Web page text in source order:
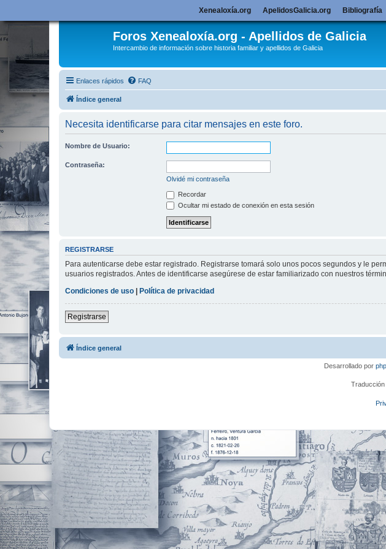
Foros Xenealoxía.org - Apellidos de Galicia
Intercambio de información sobre historia familiar y apellidos de Galicia
Enlaces rápidos FAQ
Índice general
Necesita identificarse para citar mensajes en este foro.
Nombre de Usuario:
Contraseña:
Olvidé mi contraseña
Recordar
Ocultar mi estado de conexión en esta sesión
REGISTRARSE
Para autenticarse debe estar registrado. Registrarse tomará solo unos pocos segundos y le
usuarios registrados. Antes de identificarse asegúrese de estar familiarizado con nuestros
Condiciones de uso | Política de privacidad
Registrarse
Xenealoxía.org ApelidosGalicia.org Bibliografía
Índice general
Desarrollado por
Traducción